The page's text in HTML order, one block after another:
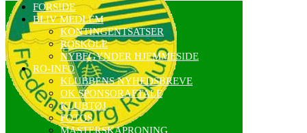
FORSIDE
BLIV MEDLEM
KONTINGENTSATSER
ROSKOLE
NYBEGYNDER HJEMMESIDE
RO-INFO
KLUBBENS NYHEDSBREVE
OK SPONSORAFTALE
KLUBTØJ
FOTOS
MASTERSKAPRONING